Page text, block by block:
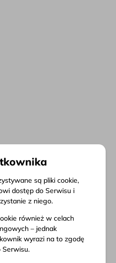
są pliki cookie,
dostęp do Serwisu i
z niego.
również w celach
– jednak
wyrazi na to zgodę
Serwisu.